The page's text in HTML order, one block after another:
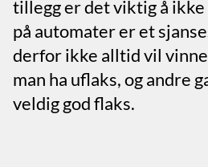
tillegg er det viktig å
på automater er et
derfor ikke alltid vil
man ha uflaks, og andre
veldig god flaks.